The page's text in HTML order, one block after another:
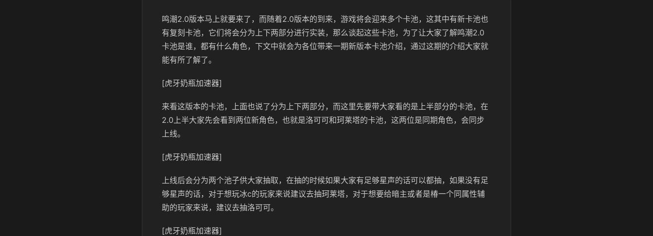
鸣潮2.0版本马上就要来了，而随着2.0版本的到来，游戏将会迎来多个卡池，这其中有新卡池也
有复刻卡池，它们将会分为上下两部分进行实装，那么谈起这些卡池，为了让大家了解鸣潮2.0
卡池是谁，都有什么角色，下文中就会为各位带来一期新版本卡池介绍，通过这期的介绍大家就
能有所了解了。
[虎牙奶瓶加速器]
来看这版本的卡池，上面也说了分为上下两部分，而这里先要带大家看的是上半部分的卡池，在
2.0上半大家先会看到两位新角色，也就是洛可可和珂莱塔的卡池，这两位是同期角色，会同步
上线。
[虎牙奶瓶加速器]
上线后会分为两个池子供大家抽取，在抽的时候如果大家有足够星声的话可以都抽，如果没有足
够星声的话，对于想玩冰c的玩家来说建议去抽珂莱塔，对于想要给暗主或者是椿一个同属性辅
助的玩家来说，建议去抽洛可可。
[虎牙奶瓶加速器]